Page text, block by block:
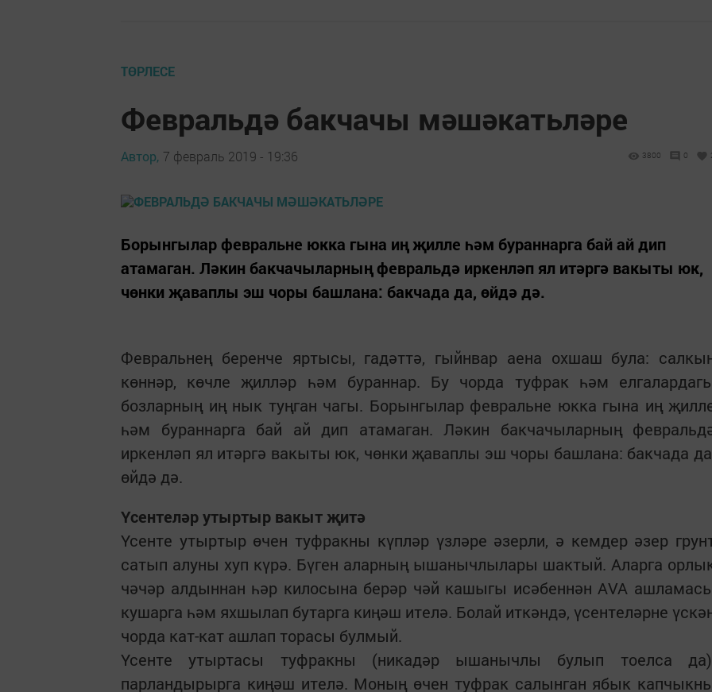
ТӨРЛЕСЕ
Февральдә бакчачы мәшәкатьләре
Автор, 7 февраль 2019 - 19:36 3800 0
Борынгылар февральне юкка гына иң җилле һәм бураннарга бай ай дип
атамаган. Ләкин бакчачыларның февральдә иркенләп ял итәргә вакыты юк,
чөнки җаваплы эш чоры башлана: бакчада да, өйдә дә.
Февральнең беренче яртысы, гадәттә, гыйнвар аена охшаш була:
көннәр, көчле җилләр һәм бураннар. Бу чорда туфрак һәм
бозларның иң нык туңган чагы. Борынгылар февральне юкка гына иң
һәм бураннарга бай ай дип атамаган. Ләкин бакчачыларның
иркенләп ял итәргә вакыты юк, чөнки җаваплы эш чоры башлана: бакчада
өйдә дә.
Үсентеләр утыртыр вакыт җитә
Үсенте утыртыр өчен туфракны күпләр үзләре әзерли, ә кемдер әзер
сатып алуны хуп күрә. Бүген аларның ышанычлылары шактый. Аларга
чәчәр алдыннан һәр килосына берәр чәй кашыгы исәбеннән AVA
кушарга һәм яхшылап бутарга киңәш ителә. Болай иткәндә, үсентеләрне
чорда кат-кат ашлап торасы булмый.
Үсенте утыртасы туфракны (никадәр ышанычлы булып тоелса
парландырырга киңәш ителә. Моның өчен туфрак салынган ябык